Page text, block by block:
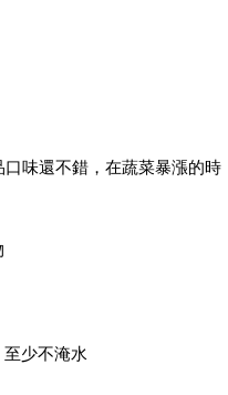
味還不錯，在蔬菜暴漲的時
少不淹水